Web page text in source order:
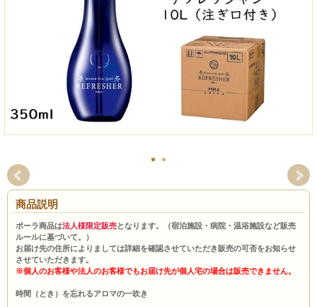
商品説明
ポーラ商品は法人様限定販売となります。（宿泊施設・病院・温浴施設など販売
ルールに基づいて。）
お届け先の住所によりましては詳細を確認させていただき販売の可否をお知らせ
させていただきます。
※個人のお客様や法人のお客様でもお届け先が個人宅の場合は販売できません。
時間（とき）を忘れるアロマの一吹き